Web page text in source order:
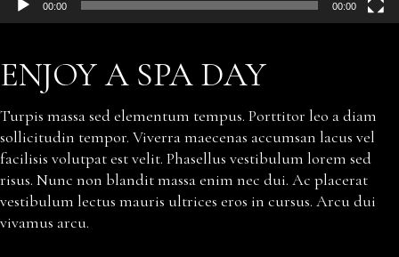
00:00 00:00
ENJOY A SPA DAY
Turpis massa sed elementum tempus. Porttitor leo a diam
sollicitudin tempor. Viverra maecenas accumsan lacus vel
facilisis volutpat est velit. Phasellus vestibulum lorem sed
risus. Nunc non blandit massa enim nec dui. Ac placerat
vestibulum lectus mauris ultrices eros in cursus. Arcu dui
vivamus arcu.